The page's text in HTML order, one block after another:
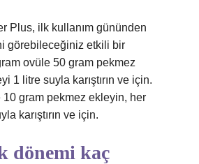
Plus, ilk kullanım gününden
görebileceğiniz etkili bir
ovüle 50 gram pekmez
1 litre suyla karıştırın ve için.
10 gram pekmez ekleyin, her
karıştırın ve için.
dönemi kaç